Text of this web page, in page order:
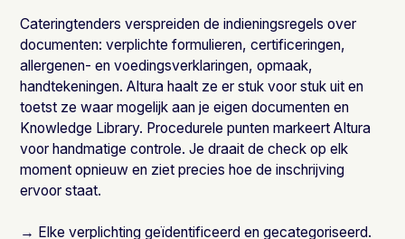
Cateringtenders verspreiden de indieningsregels over
documenten: verplichte formulieren, certificeringen,
allergenen- en voedingsverklaringen, opmaak,
handtekeningen. Altura haalt ze er stuk voor stuk uit en
toetst ze waar mogelijk aan je eigen documenten en
Knowledge Library. Procedurele punten markeert Altura
voor handmatige controle. Je draait de check op elk
moment opnieuw en ziet precies hoe de inschrijving
ervoor staat.
→ Elke verplichting geïdentificeerd en gecategoriseerd.